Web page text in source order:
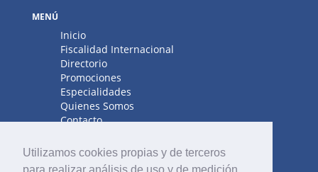
Utilizamos cookies propias y de terceros
MENÚ
Inicio
Fiscalidad Internacional
Directorio
Promociones
Especialidades
Quienes Somos
Contacto